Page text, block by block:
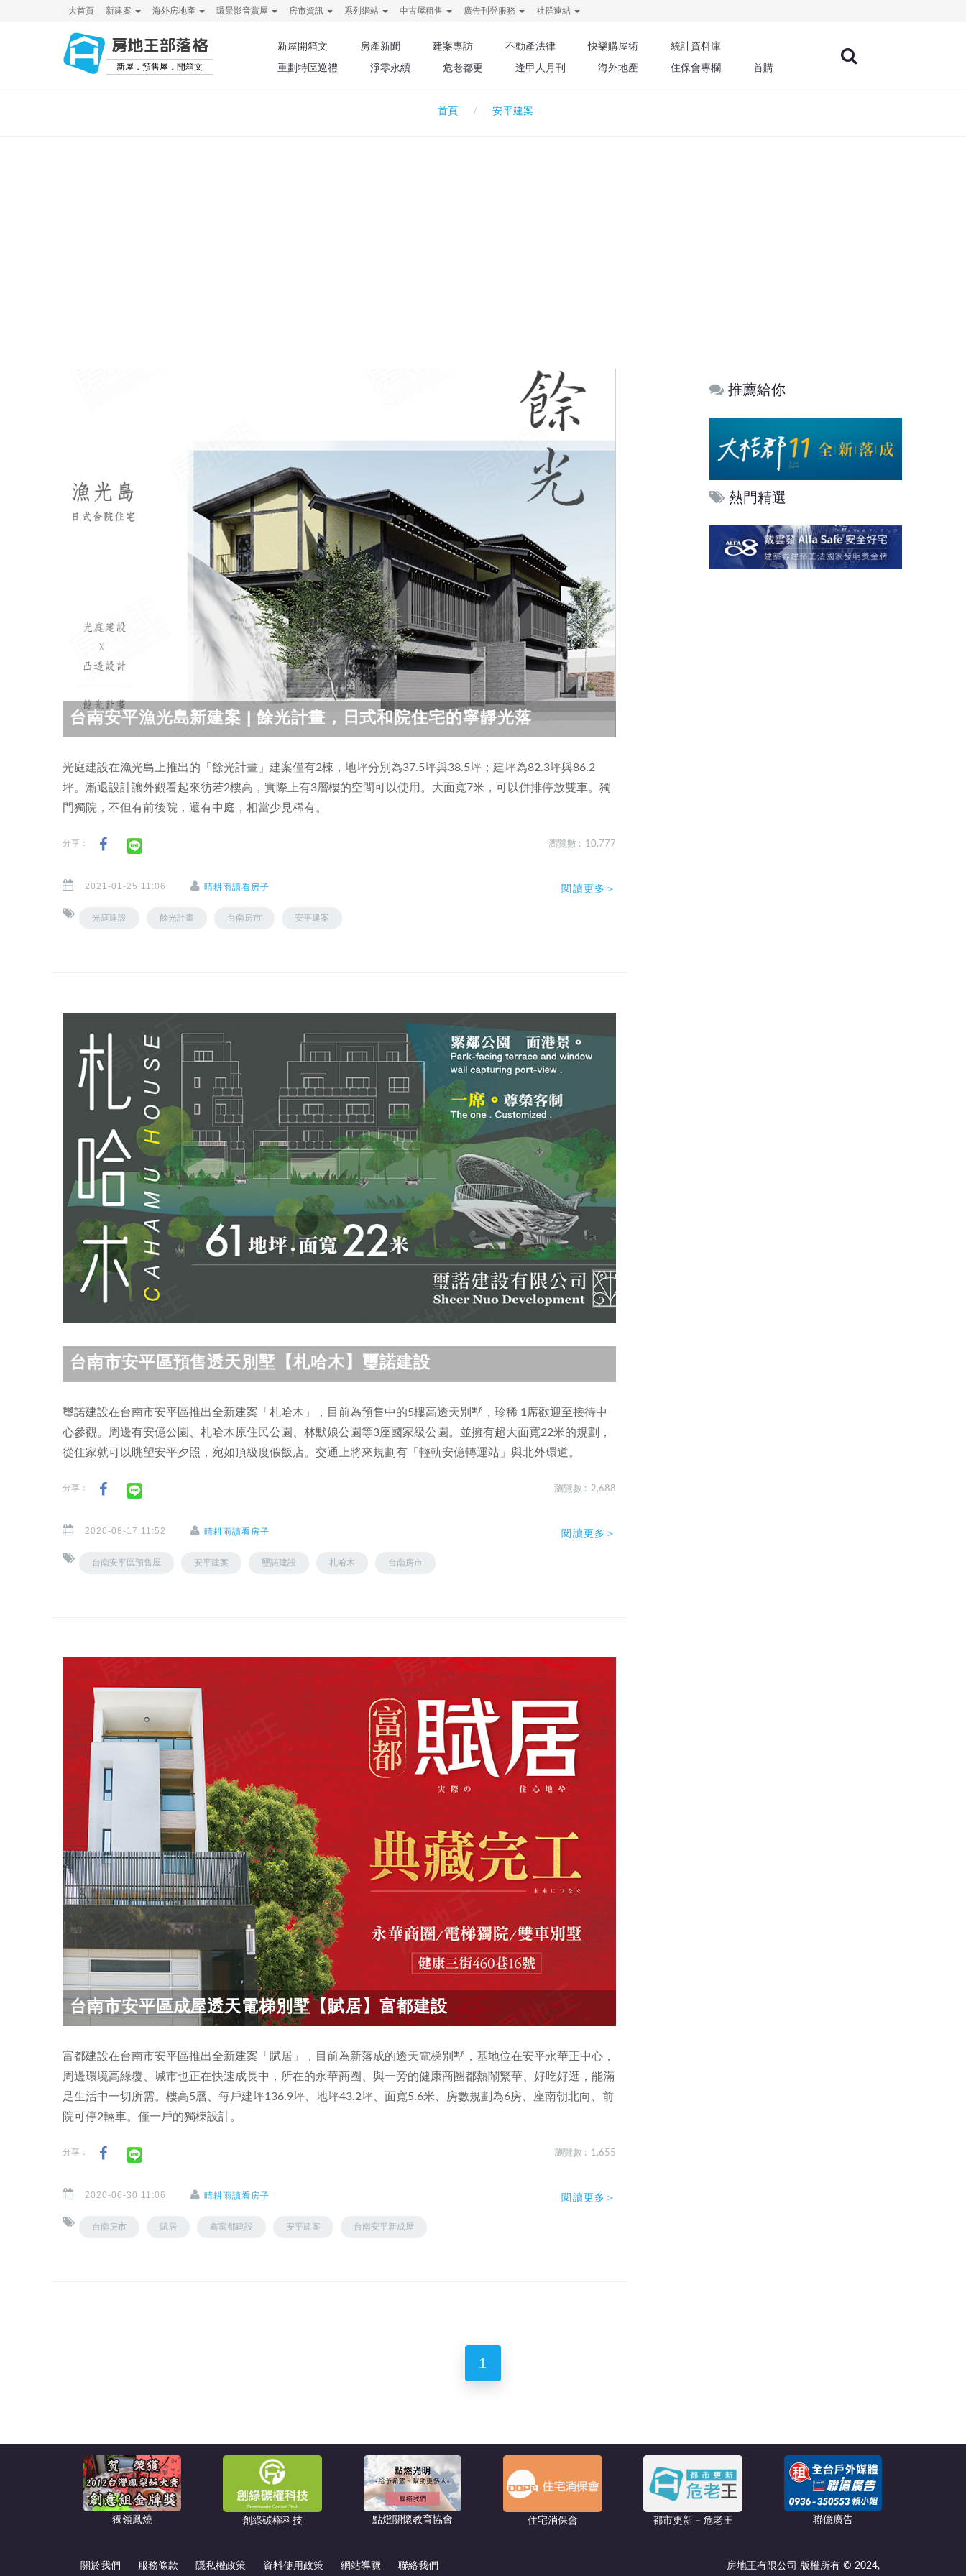
大首頁 新建案 海外房地產 環景影音賞屋 房市資訊 系列網站 中古屋租售 廣告刊登服務 社群連結
房地王部落格
新屋．預售屋．開箱文
新屋開箱文 房產新聞 建案專訪 不動產法律 快樂購屋術
統計資料庫
重劃特區巡禮
淨零永續 危老都更 逢甲人月刊 海外地產 住保會專欄 首購
首頁 安平建案
台南安平漁光島新建案 | 餘光計畫，日式和院住宅的寧靜光落
光庭建設在漁光島上推出的「餘光計畫」建案僅有2棟，地坪分別為37.5坪與38.5坪；建坪為82.3坪與86.2
坪。漸退設計讓外觀看起來彷若2樓高，實際上有3層樓的空間可以使用。大面寬7米，可以併排停放雙車。獨
門獨院，不但有前後院，還有中庭，相當少見稀有。
分享： 瀏覽數 : 10,777
2021-01-25 11:06 晴耕雨讀看房子
光庭建設 餘光計畫 台南房市 安平建案
閱讀更多＞
台南市安平區預售透天別墅【札哈木】璽諾建設
璽諾建設在台南市安平區推出全新建案「札哈木」，目前為預售中的5樓高透天別墅，珍稀 1席歡迎至接待中
心參觀。周邊有安億公園、札哈木原住民公園、林默娘公園等3座國家級公園。並擁有超大面寬22米的規劃，
從住家就可以眺望安平夕照，宛如頂級度假飯店。交通上將來規劃有「輕軌安億轉運站」與北外環道。
分享： 瀏覽數 : 2,688
2020-08-17 11:52 晴耕雨讀看房子
台南安平區預售屋 安平建案 璽諾建設 札哈木 台南房市
閱讀更多＞
台南市安平區成屋透天電梯別墅【賦居】富都建設
富都建設在台南市安平區推出全新建案「賦居」，目前為新落成的透天電梯別墅，基地位在安平永華正中心，
周邊環境高綠覆、城市也正在快速成長中，所在的永華商圈、與一旁的健康商圈都熱鬧繁華、好吃好逛，能滿
足生活中一切所需。樓高5層、每戶建坪136.9坪、地坪43.2坪、面寬5.6米、房數規劃為6房、座南朝北向、前
院可停2輛車。僅一戶的獨棟設計。
分享： 瀏覽數 : 1,655
2020-06-30 11:06 晴耕雨讀看房子
台南房市 賦居 鑫富都建設 安平建案 台南安平新成屋
閱讀更多＞
推薦給你
熱門精選
1
獨領鳳燒 創綠碳權科技 點燈關懷教育協會 住宅消保會 都市更新－危老王 聯億廣告
關於我們 服務條款 隱私權政策 資料使用政策 網站導覽 聯絡我們 房地王有限公司 版權所有 © 2024,